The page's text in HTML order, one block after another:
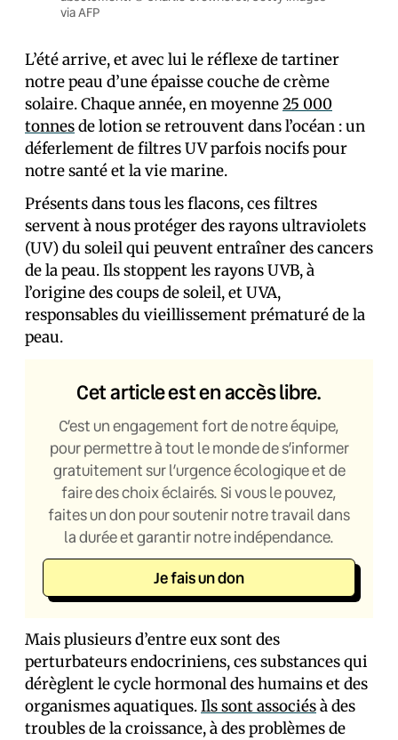
via AFP
L’été arrive, et avec lui le réflexe de tartiner
notre peau d’une épaisse couche de crème
solaire. Chaque année, en moyenne25 000
tonnesde lotion se retrouvent dans l’océan : un
déferlement de filtres UV parfois nocifs pour
notre santé et la vie marine.
Présents dans tous les flacons, ces filtres
servent à nous protéger des rayons ultraviolets
(UV) du soleil qui peuvent entraîner des cancers
de la peau. Ils stoppent les rayons UVB, à
l’origine des coups de soleil, et UVA,
responsables du vieillissement prématuré de la
peau.
Cet article est en accès libre.
C’est un engagement fort de notre équipe,
pour permettre à tout le monde de s’informer
gratuitement sur l’urgence écologique et de
faire des choix éclairés. Si vous le pouvez,
faites un don pour soutenir notre travail dans
la durée et garantir notre indépendance.
Je fais un don
Mais plusieurs d’entre eux sont des
perturbateurs endocriniens, ces substances qui
dérèglent le cycle hormonal des humains et des
organismes aquatiques.Ils sont associésà des
troubles de la croissance, à des problèmes de